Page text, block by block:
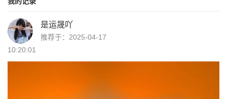
是运晟吖
推荐于：2025-04-17
10:20:01